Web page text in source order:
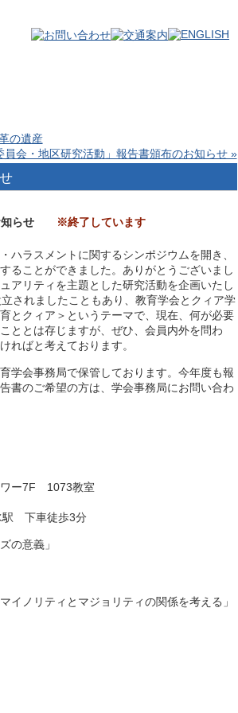
の遺産
員会・地区研究活動」報告書頒布のお知らせ »
知らせ ※終了しています
ハラスメントに関するシンポジウムを開き、
ることができました。ありがとうございまし
アリティを主題とした研究活動を企画いたし
されましたこともあり、教育学会とクィア学
とクィア＞というテーマで、現在、何が必要
ととは存じますが、ぜひ、会員内外を問わ
ればと考えております。
学会事務局で保管しております。今年度も報
書のご希望の方は、学会事務局にお問い合わ
ー7F 1073教室
駅 下車徒歩3分
の意義」
ノリティとマジョリティの関係を考える」